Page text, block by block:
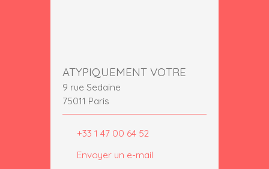
ATYPIQUEMENT VOTRE
9 rue Sedaine
75011 Paris
+33 1 47 00 64 52
Envoyer un e-mail